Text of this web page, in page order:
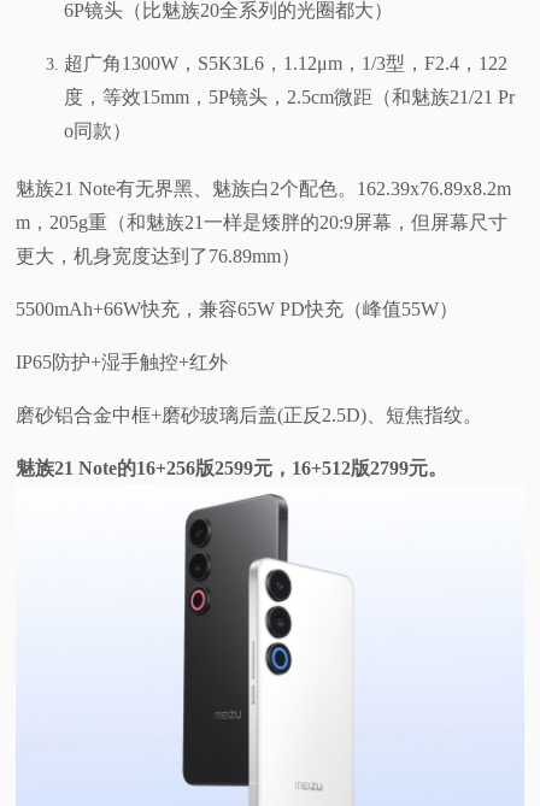
6P镜头（比魅族20全系列的光圈都大）
超广角1300W，S5K3L6，1.12μm，1/3型，F2.4，122
度，等效15mm，5P镜头，2.5cm微距（和魅族21/21 Pr
o同款）
魅族21 Note有无界黑、魅族白2个配色。162.39x76.89x8.2m
m，205g重（和魅族21一样是矮胖的20:9屏幕，但屏幕尺寸
更大，机身宽度达到了76.89mm）
5500mAh+66W快充，兼容65W PD快充（峰值55W）
IP65防护+湿手触控+红外
磨砂铝合金中框+磨砂玻璃后盖(正反2.5D)、短焦指纹。
魅族21 Note的16+256版2599元，16+512版2799元。